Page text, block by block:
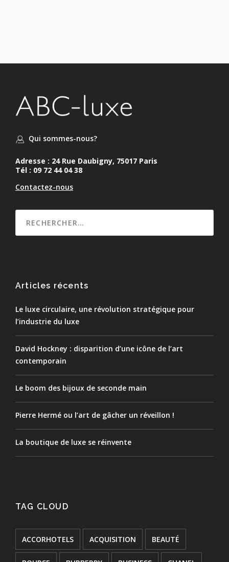
Qui sommes-nous?
Adresse : 24 Rue Daubigny, 75017 Paris
Tél : 09 72 44 04 38
Contactez-nous
Articles récents
Le luxe circulaire, une révolution stratégique pour
l’industrie du luxe
David Hockney : disparition d’une icône de l’art
contemporain
Le boom des bijoux de seconde main
Pierre Hermé ou l’art de gâcher un réveillon !
La boutique de luxe se réinvente
TAG CLOUD
ACCORHOTELS ACQUISITION BEAUTÉ